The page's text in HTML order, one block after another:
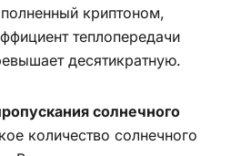
криптоном,
теплопередачи
десятикратную.
солнечного
количество солнечного